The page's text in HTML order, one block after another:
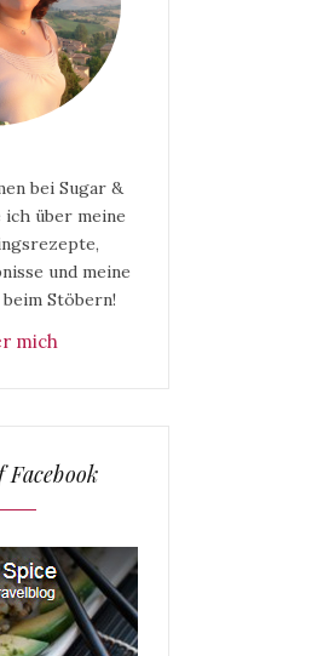
bei Sugar &
über meine
und meine
Stöbern!
mich